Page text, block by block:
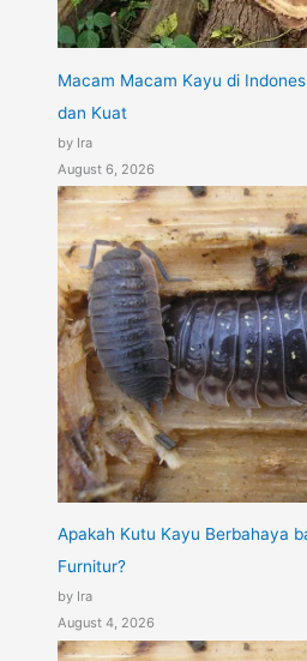
Macam Macam Kayu di
dan Kuat
by Ira
August 6, 2026
Apakah Kutu Kayu Berbahaya
Furnitur?
by Ira
August 4, 2026